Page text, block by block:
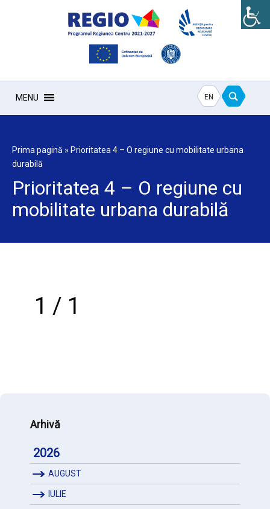
MENU EN
Prima pagină » Prioritatea 4 – O regiune cu mobilitate urbana
durabilă
Prioritatea 4 – O regiune cu
mobilitate urbana durabilă
1 / 1
Arhivă
2026
AUGUST
IULIE